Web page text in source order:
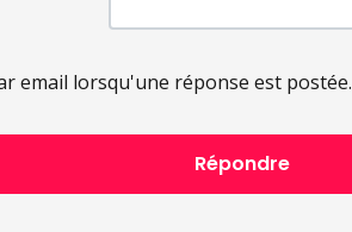
email lorsqu'une réponse est postée.
Répondre